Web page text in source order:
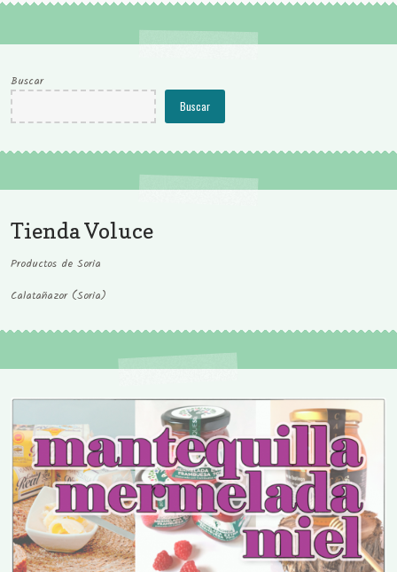
Buscar
Buscar
Tienda Voluce
Productos de Soria
Calatañazor (Soria)